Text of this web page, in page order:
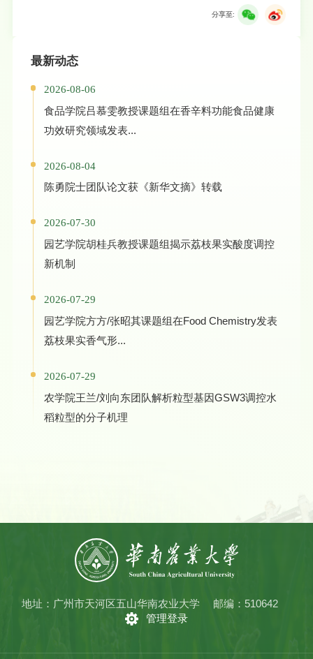
分享至:
最新动态
2026-08-06
食品学院吕慕雯教授课题组在香辛料功能食品健康
功效研究领域发表...
2026-08-04
陈勇院士团队论文获《新华文摘》转载
2026-07-30
园艺学院胡桂兵教授课题组揭示荔枝果实酸度调控
新机制
2026-07-29
园艺学院方方/张昭其课题组在Food Chemistry发表
荔枝果实香气形...
2026-07-29
农学院王兰/刘向东团队解析粒型基因GSW3调控水
稻粒型的分子机理
地址：广州市天河区五山华南农业大学
邮编：510642
管理登录